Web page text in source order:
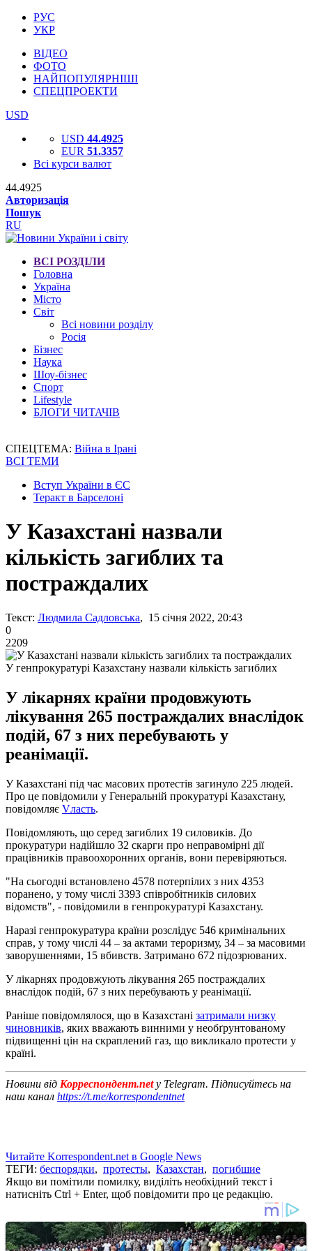
РУС
УКР
ВІДЕО
ФОТО
НАЙПОПУЛЯРНІШІ
СПЕЦПРОЕКТИ
USD
USD 44.4925
EUR 51.3357
Всі курси валют
44.4925
Авторизація
Пошук
RU
ВСІ РОЗДІЛИ
Головна
Україна
Місто
Світ
Всі новини розділу
Росія
Бізнес
Наука
Шоу-бізнес
Спорт
Lifestyle
БЛОГИ ЧИТАЧІВ
СПЕЦТЕМА: Війна в Ірані
ВСІ ТЕМИ
Вступ України в ЄС
Теракт в Барселоні
У Казахстані назвали
кількість загиблих та
постраждалих
Текст: Людмила Садловська, 15 січня 2022, 20:43
0
2209
У генпрокуратурі Казахстану назвали кількість загиблих
У лікарнях країни продовжують
лікування 265 постраждалих внаслідок
подій, 67 з них перебувають у
реанімації.
У Казахстані під час масових протестів загинуло 225 людей.
Про це повідомили у Генеральній прокуратурі Казахстану,
повідомляє Vласть.
Повідомляють, що серед загиблих 19 силовиків. До
прокуратури надійшло 32 скарги про неправомірні дії
працівників правоохоронних органів, вони перевіряються.
"На сьогодні встановлено 4578 потерпілих з них 4353
поранено, у тому числі 3393 співробітників силових
відомств", - повідомили в генпрокуратурі Казахстану.
Наразі генпрокуратура країни розслідує 546 кримінальних
справ, у тому числі 44 – за актами тероризму, 34 – за масовими
заворушеннями, 15 вбивств. Затримано 672 підозрюваних.
У лікарнях продовжують лікування 265 постраждалих
внаслідок подій, 67 з них перебувають у реанімації.
Раніше повідомлялося, що в Казахстані затримали низку
чиновників, яких вважають винними у необґрунтованому
підвищенні цін на скраплений газ, що викликало протести у
країні.
Новини від Корреспондент.netу Telegram. Підписуйтесь на
наш канал https://t.me/korrespondentnet
Читайте Korrespondent.net в Google News
ТЕГИ: беспорядки, протесты, Казахстан, погибшие
Якщо ви помітили помилку, виділіть необхідний текст і
натисніть Ctrl + Enter, щоб повідомити про це редакцію.